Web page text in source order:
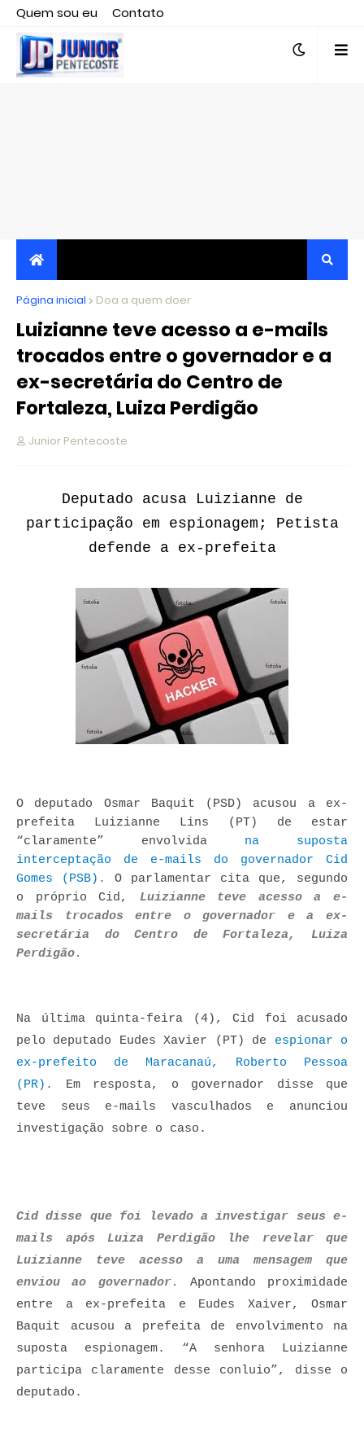
Quem sou eu
Contato
Editor responsável, jornalista Clovis Almeida.
JORNALISMO INDEPENDENTE, TRANSPARENTE E
CRÍTICO
Página inicial Doa a quem doer
Luizianne teve acesso a e-mails
trocados entre o governador e a
ex-secretária do Centro de
Fortaleza, Luiza Perdigão
Junior Pentecoste
Deputado acusa Luizianne de
participação em espionagem; Petista
defende a ex-prefeita
O deputado Osmar Baquit (PSD) acusou a ex-
prefeita Luizianne Lins (PT) de estar
“claramente” envolvida
na suposta
interceptação de e-mails do governador Cid
Gomes (PSB) . O parlamentar cita que, segundo
o próprio Cid,
Luizianne teve acesso a e-
mails trocados entre o governador e a ex-
secretária do Centro de Fortaleza, Luiza
Perdigão.
Na última quinta-feira (4), Cid foi acusado
pelo deputado Eudes Xavier (PT) de
espionar o
ex-prefeito de Maracanaú, Roberto Pessoa
(PR) .
Em resposta, o governador disse que
teve seus e-mails vasculhados e anunciou
investigação sobre o caso.
Cid disse que foi levado a investigar seus e-
mails após Luiza Perdigão lhe revelar que
Luizianne teve acesso a uma mensagem que
enviou ao governador.
Apontando proximidade
entre a ex-prefeita e Eudes Xaiver, Osmar
Baquit acusou a prefeita de envolvimento na
suposta espionagem. “A senhora Luizianne
participa claramente desse conluio”, disse o
deputado.